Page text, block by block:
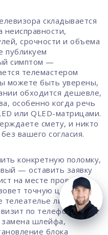
складывается
неисправности,
срочности и объема
публикуем
симптом —
телемастером
можете быть уверены,
обходится дешевле,
особенно когда речь
или QLED-матрицами.
смету, и никто
вашего согласия.
конкретную поломку,
— оставить заявку
на месте проведет
точную цену.
лично
по телефону). Для
замена шлейфа,